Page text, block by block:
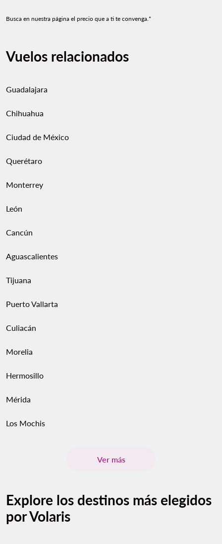
Busca en nuestra página el precio que a ti te convenga.*
Vuelos relacionados
Guadalajara
Chihuahua
Ciudad de México
Querétaro
Monterrey
León
Cancún
Aguascalientes
Tijuana
Puerto Vallarta
Culiacán
Morelia
Hermosillo
Mérida
Los Mochis
Ver más
Explore los destinos más elegidos
por Volaris